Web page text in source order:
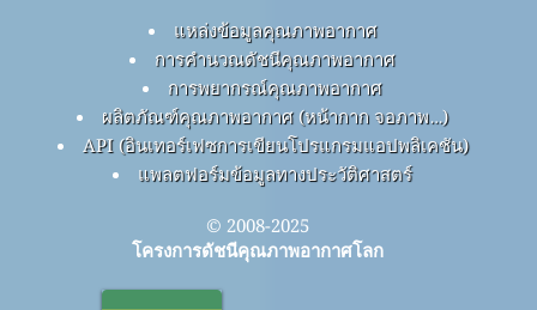
แหล่งข้อมูลคุณภาพอากาศ
การคำนวณดัชนีคุณภาพอากาศ
การพยากรณ์คุณภาพอากาศ
ผลิตภัณฑ์คุณภาพอากาศ (หน้ากาก จอภาพ…)
API (อินเทอร์เฟซการเขียนโปรแกรมแอปพลิเคชัน)
แพลตฟอร์มข้อมูลทางประวัติศาสตร์
© 2008-2025
โครงการดัชนีคุณภาพอากาศโลก